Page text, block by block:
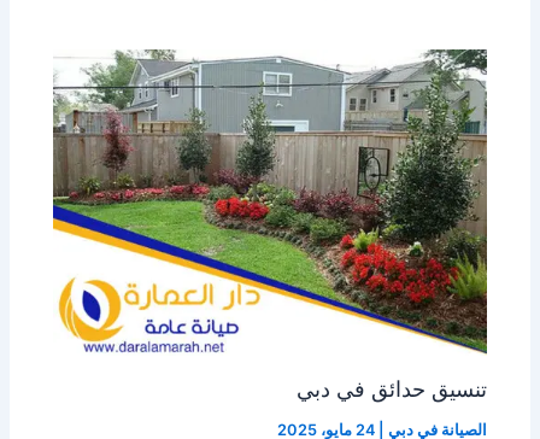
تنسيق حدائق في دبي
الصيانة في دبي |24 مايو، 2025